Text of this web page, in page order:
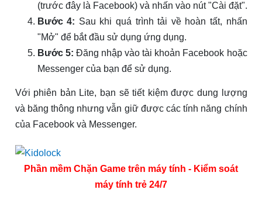
(trước đây là Facebook) và nhấn vào nút "Cài đặt".
Bước 4: Sau khi quá trình tải về hoàn tất, nhấn
"Mở" để bắt đầu sử dụng ứng dụng.
Bước 5: Đăng nhập vào tài khoản Facebook hoặc
Messenger của bạn để sử dụng.
Với phiên bản Lite, bạn sẽ tiết kiệm được dung lượng
và băng thông nhưng vẫn giữ được các tính năng chính
của Facebook và Messenger.
Phần mềm Chặn Game trên máy tính - Kiểm soát
máy tính trẻ 24/7